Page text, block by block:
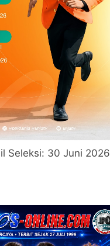
Seleksi: 30 Juni 2026